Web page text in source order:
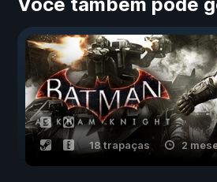
Você também pode
18 trapaças 2